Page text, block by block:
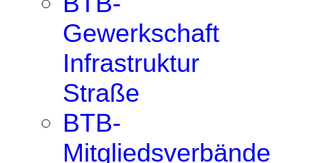
Gewerkschaft
Infrastruktur
Straße
BTB-
Mitgliedsverbände